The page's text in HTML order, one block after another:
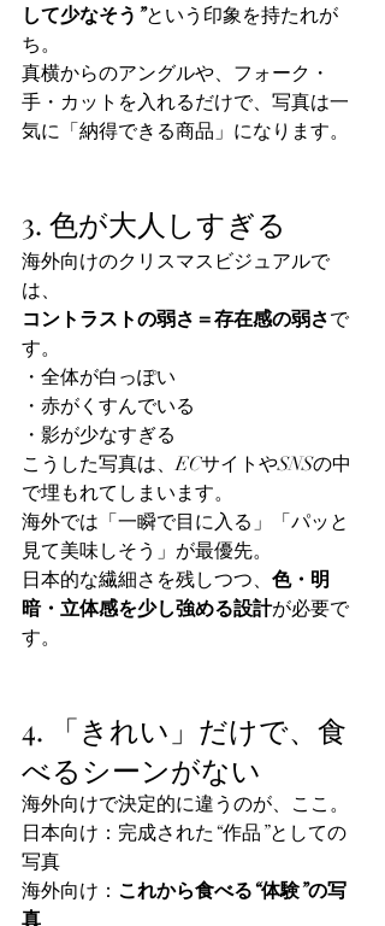
して少なそう”という印象を持たれが
ち。
真横からのアングルや、フォーク・
手・カットを入れるだけで、写真は一
気に「納得できる商品」になります。
3. 色が大人しすぎる
海外向けのクリスマスビジュアルで
は、
コントラストの弱さ＝存在感の弱さで
す。
・全体が白っぽい
・赤がくすんでいる
・影が少なすぎる
こうした写真は、ECサイトやSNSの中
で埋もれてしまいます。
海外では「一瞬で目に入る」「パッと
見て美味しそう」が最優先。
日本的な繊細さを残しつつ、 色・明
暗・立体感を少し強める設計が必要で
す。
4. 「きれい」だけで、食
べるシーンがない
海外向けで決定的に違うのが、ここ。
日本向け：完成された“作品”としての
写真
海外向け： これから食べる“体験”の写
真